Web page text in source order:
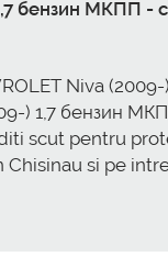
бензин МКПП
Niva
) 1,7 бензин
scut pentru
si pe